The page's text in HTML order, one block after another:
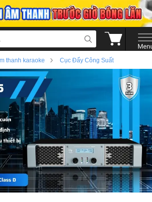
thanh karaoke › Cục Đẩy Công Suất